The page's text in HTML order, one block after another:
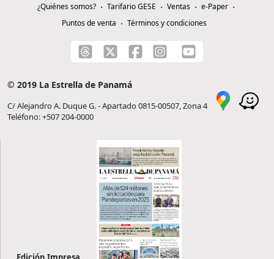
¿Quiénes somos? Tarifario GESE Ventas
e-Paper
Puntos de venta
Términos y condiciones
© 2019 La Estrella de Panamá
C/ Alejandro A. Duque G. - Apartado 0815-00507, Zona 4
Teléfono: +507 204-0000